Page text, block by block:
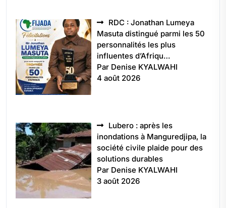
RDC : Jonathan Lumeya
Masuta distingué parmi les 50
personnalités les plus
influentes d’Afriqu…
Par Denise KYALWAHI
4 août 2026
Lubero : après les
inondations à Manguredjipa, la
société civile plaide pour des
solutions durables
Par Denise KYALWAHI
3 août 2026